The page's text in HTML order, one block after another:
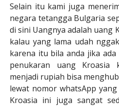
Selain itu kami juga
negara tetangga Bulgaria
di sini Uangnya adalah uang
kalau yang lama udah
karena itu bila anda jika
penukaran uang Kroasia
menjadi rupiah bisa
lewat nomor whatsApp
Kroasia ini juga sangat